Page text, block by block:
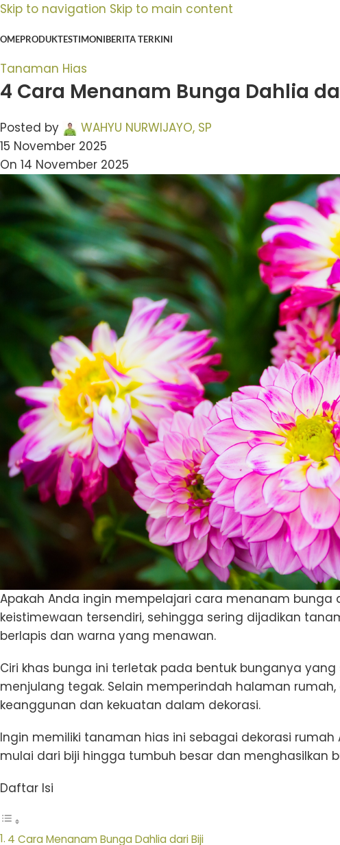
Skip to navigation Skip to main content
PRODUKTESTIMONIBERITA TERKINI
Tanaman Hias
4 Cara Menanam Bunga Dahlia
Posted by
WAHYU NURWIJAYO, SP
15 November 2025
On 14 November 2025
Apakah Anda ingin mempelajari cara menanam bunga
keistimewaan tersendiri, sehingga sering dijadikan
berlapis dan warna yang menawan.
Ciri khas bunga ini terletak pada bentuk bunganya
menjulang tegak. Selain memperindah halaman
keanggunan dan kekuatan dalam dekorasi.
Ingin memiliki tanaman hias ini sebagai dekorasi
mulai dari biji hingga tumbuh besar dan menghasilkan
Daftar Isi
4 Cara Menanam Bunga Dahlia dari Biji